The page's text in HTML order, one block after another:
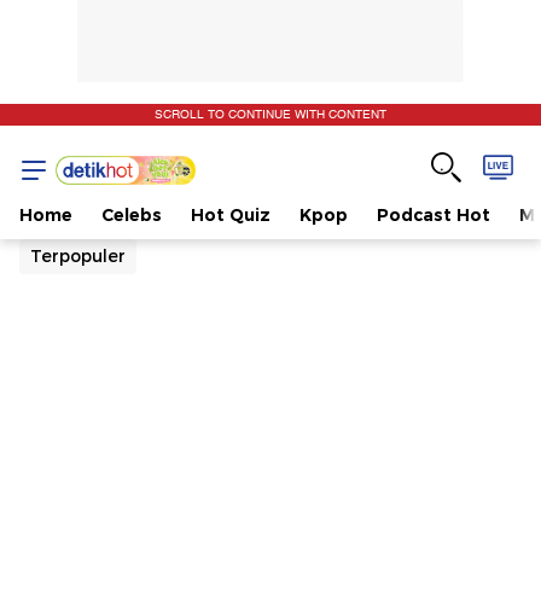
SCROLL TO CONTINUE WITH CONTENT
Home Celebs Hot Quiz Kpop Podcast Hot
Terpopuler